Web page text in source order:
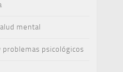
mental
problemas psicológicos